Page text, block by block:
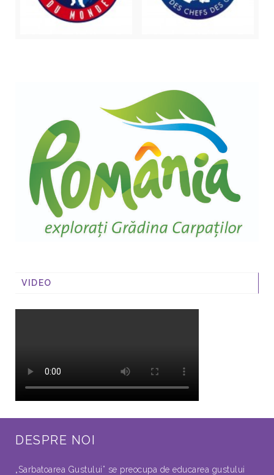
VIDEO
DESPRE NOI
„Sarbatoarea Gustului” se preocupa de educarea gustului